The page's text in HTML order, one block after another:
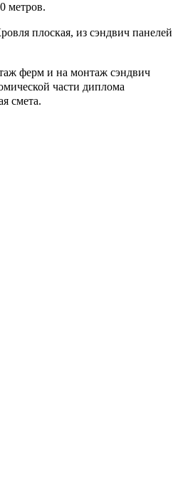
метров.
плоская, из сэндвич панелей
ферм и на монтаж сэндвич
части диплома
смета.